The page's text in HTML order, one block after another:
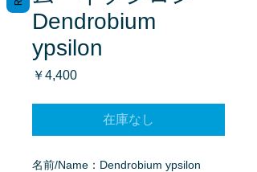
Dendrobium
ypsilon
￥4,400価
在庫なし
名前/Name：Dendrobium ypsilon